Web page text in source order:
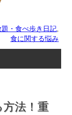
題・食べ歩き日記
食に関する悩み
法！重